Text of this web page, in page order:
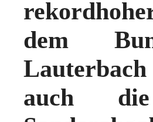
dem
auch